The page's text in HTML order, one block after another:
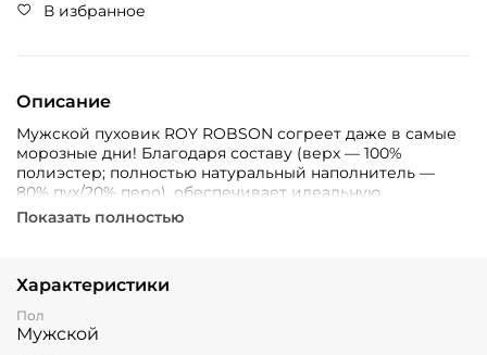
В избранное
Описание
Мужской пуховик ROY ROBSON согреет даже в самые
морозные дни! Благодаря составу (верх — 100%
полиэстер; полностью натуральный наполнитель —
80% пух/20% перо), обеспечивает идеальную
теплоизоляцию, быстро сохнет и сохраняет тепло.
Показать полностью
Характеристики
Пол
Мужской